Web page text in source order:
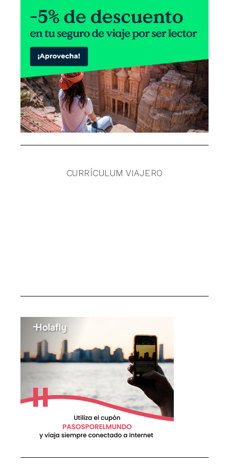
CURRÍCULUM VIAJERO